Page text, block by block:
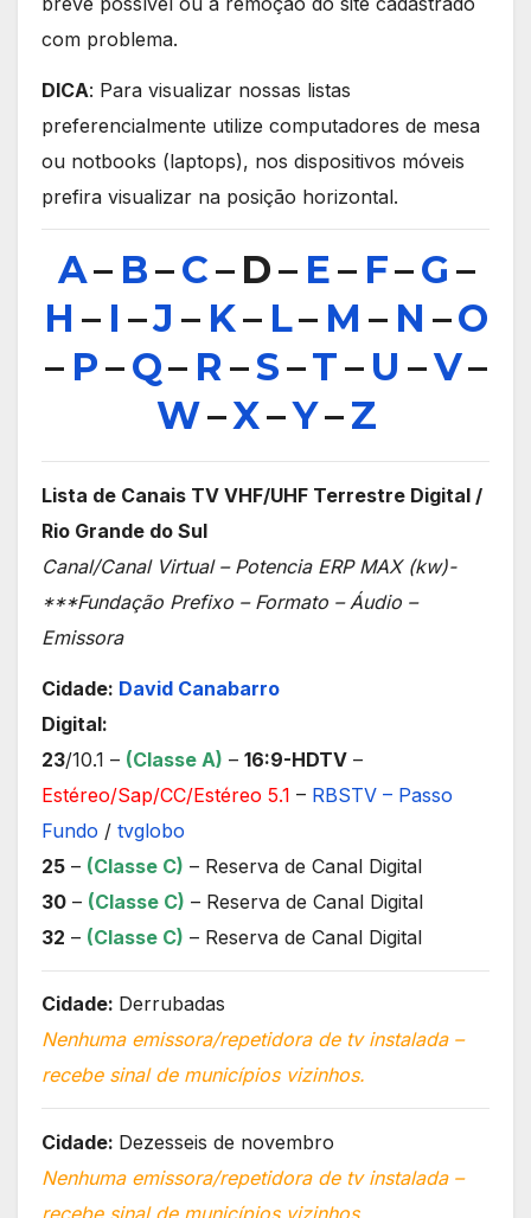
com problema.
DICA: Para visualizar nossas listas
preferencialmente utilize computadores de mesa
ou notbooks (laptops), nos dispositivos móveis
prefira visualizar na posição horizontal.
A– B–C– D – E– F–G–
H – I –J – K– L– M – N –O
– P–Q– R–S–T– U –V–
W–X–Y–Z
Lista de Canais TV VHF/UHF Terrestre Digital /
Rio Grande do Sul
Canal/Canal Virtual – Potencia ERP MAX (kw)-
***Fundação Prefixo – Formato – Áudio –
Emissora
Cidade: David Canabarro
Digital:
23/10.1 – (Classe A) – 16:9-HDTV –
Estéreo/Sap/CC/Estéreo 5.1 – RBSTV – Passo
Fundo / tvglobo
25 – (Classe C) – Reserva de Canal Digital
30 – (Classe C) – Reserva de Canal Digital
32 – (Classe C) – Reserva de Canal Digital
Cidade: Derrubadas
Nenhuma emissora/repetidora de tv instalada –
recebe sinal de municípios vizinhos.
Cidade: Dezesseis de novembro
Nenhuma emissora/repetidora de tv instalada –
recebe sinal de municípios vizinhos.